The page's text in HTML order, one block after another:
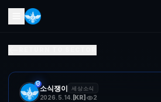
소식쟁이 세상소식
2026. 5. 14. [KR] 2